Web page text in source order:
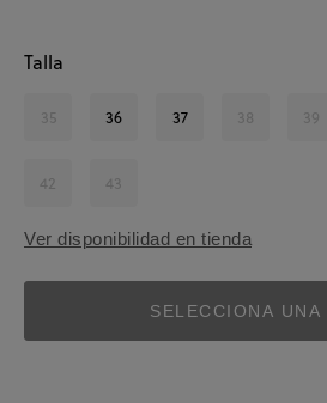
Talla
35 36 37 38 39
42 43
Ver disponibilidad en tienda
SELECCIONA UNA